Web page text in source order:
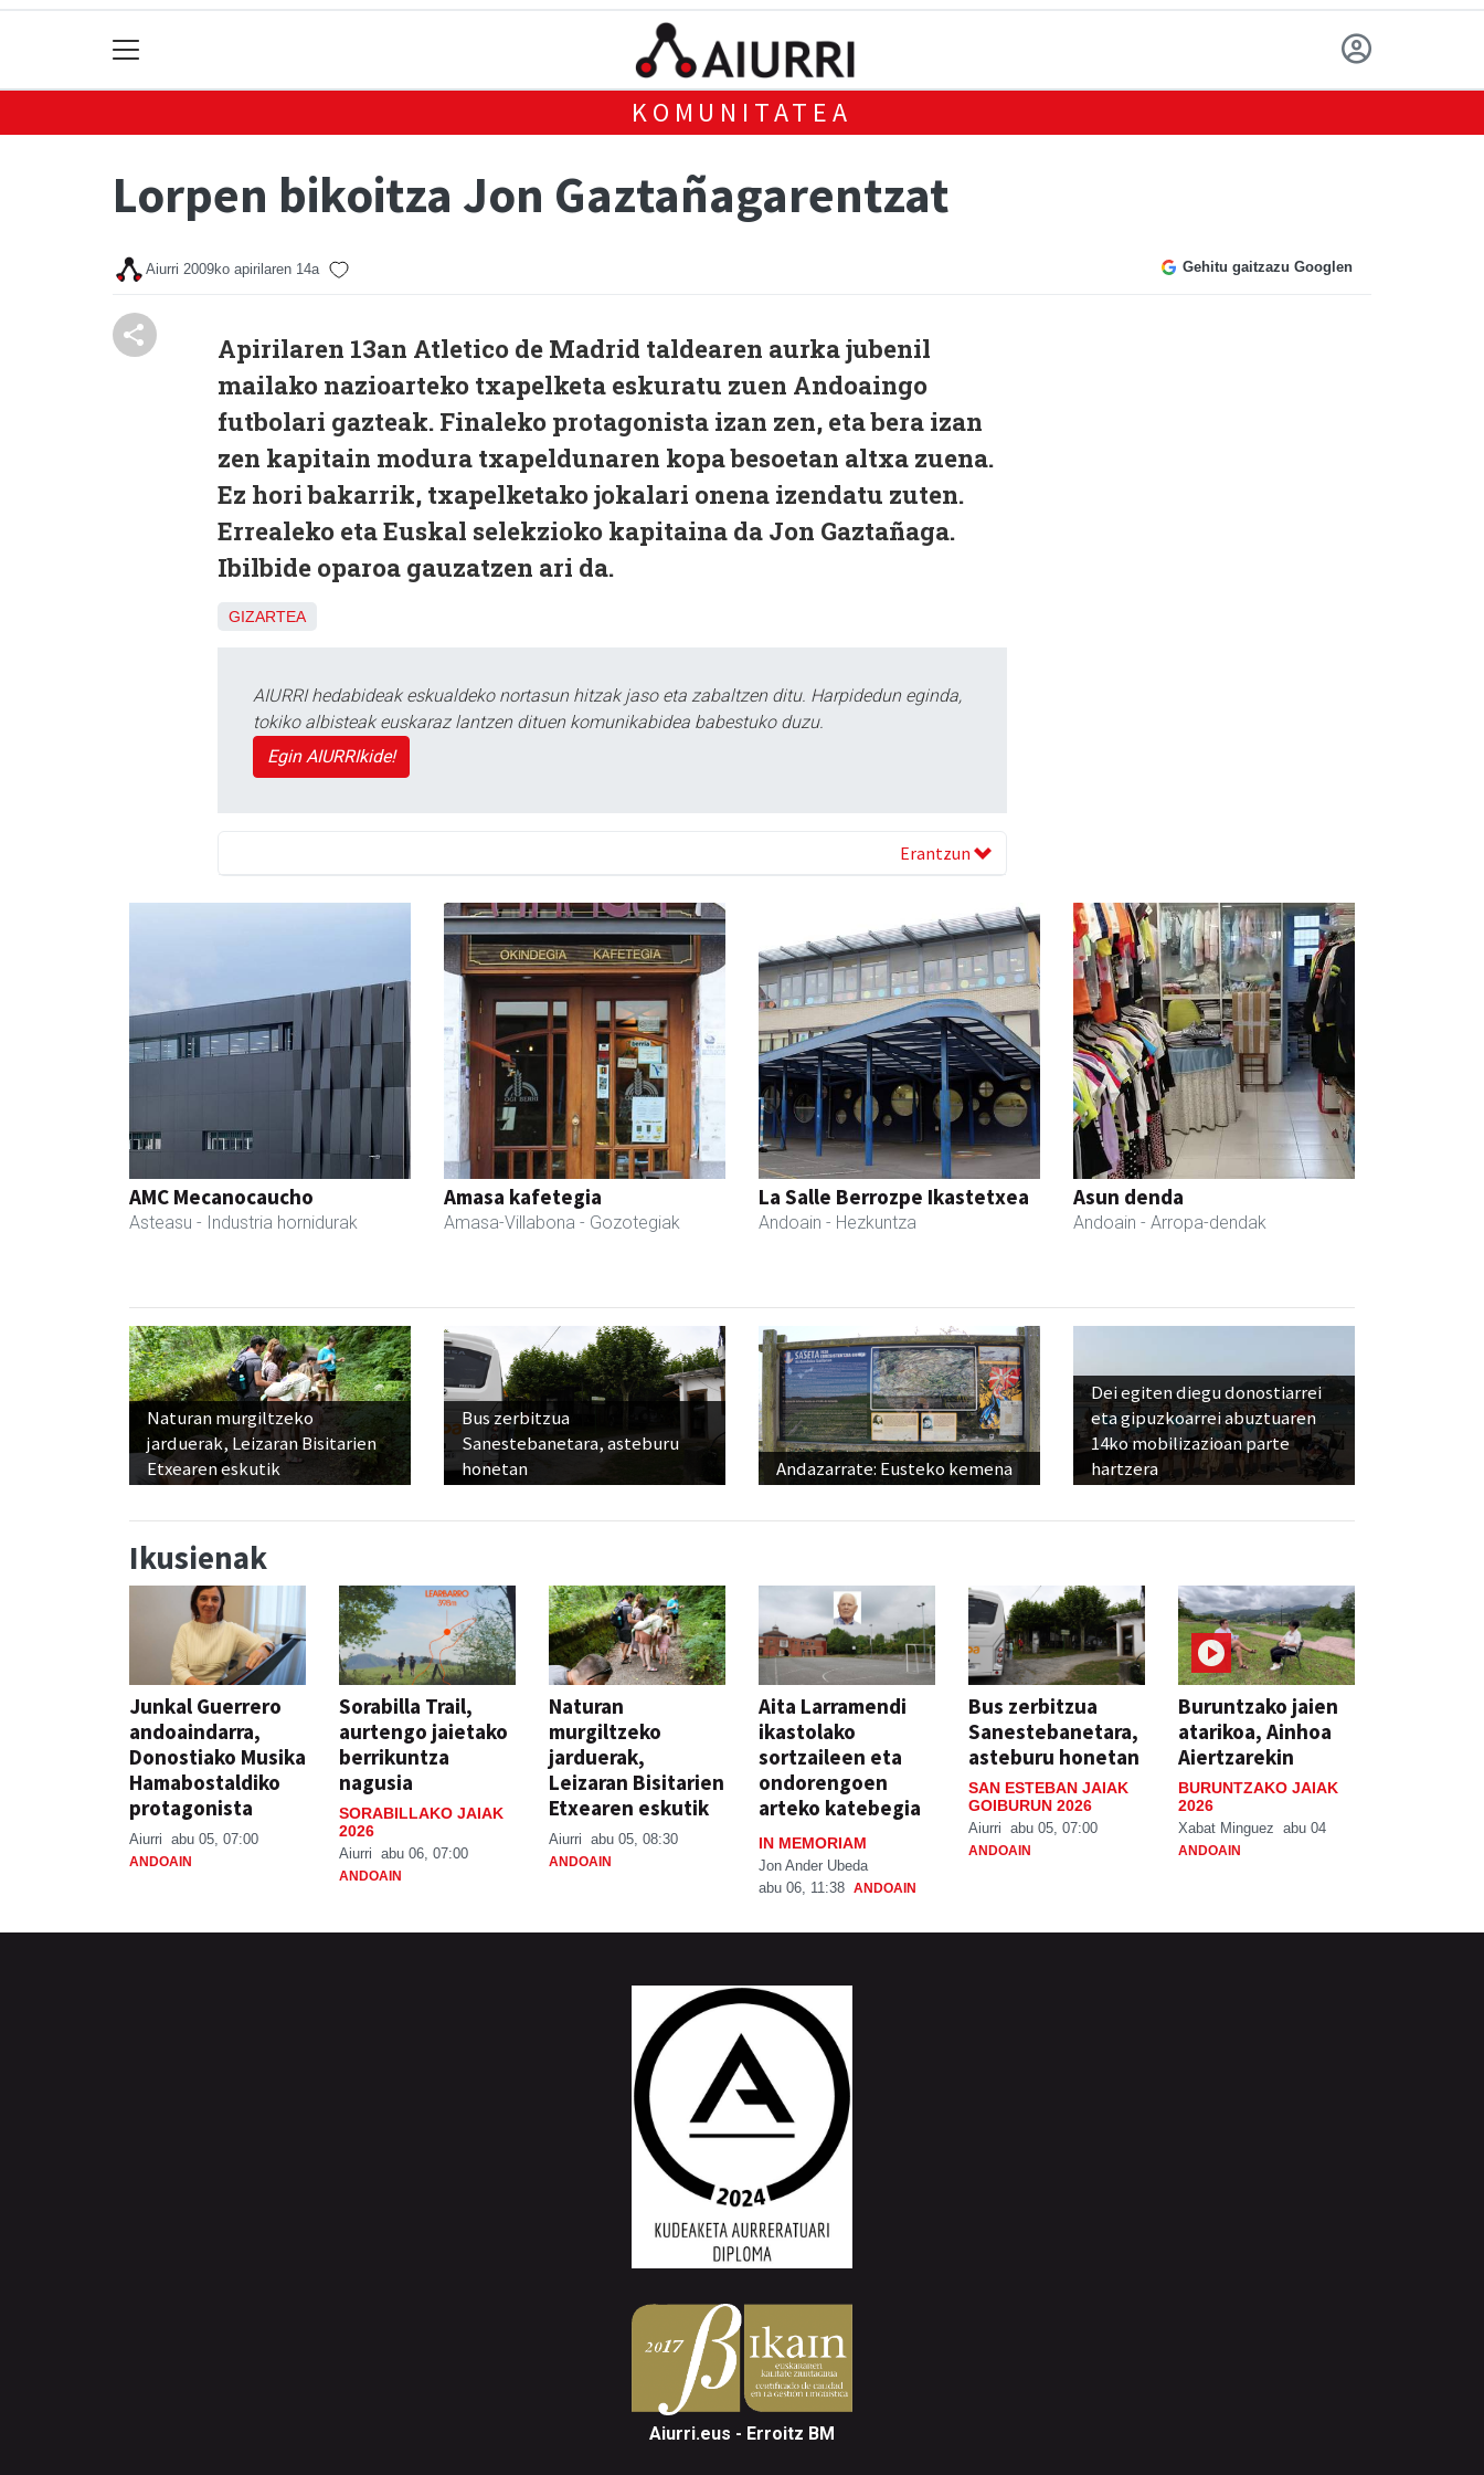
KOMUNITATEA
Lorpen bikoitza Jon Gaztañagarentzat
Aiurri 2009ko apirilaren 14a Gehitu gaitzazu Googlen
Apirilaren 13an Atletico de Madrid taldearen aurka jubenil
mailako nazioarteko txapelketa eskuratu zuen Andoaingo
futbolari gazteak. Finaleko protagonista izan zen, eta bera izan
zen kapitain modura txapeldunaren kopa besoetan altxa zuena.
Ez hori bakarrik, txapelketako jokalari onena izendatu zuten.
Errealeko eta Euskal selekzioko kapitaina da Jon Gaztañaga.
Ibilbide oparoa gauzatzen ari da.
GIZARTEA
AIURRI hedabideak eskualdeko nortasun hitzak jaso eta zabaltzen ditu. Harpidedun eginda,
tokiko albisteak euskaraz lantzen dituen komunikabidea babestuko duzu.
Egin AIURRIkide!
Erantzun
AMC Mecanocaucho
Asteasu - Industria hornidurak
Amasa kafetegia
Amasa-Villabona - Gozotegiak
La Salle Berrozpe Ikastetxea
Andoain - Hezkuntza
Asun denda
Andoain - Arropa-dendak
Naturan murgiltzeko
jarduerak, Leizaran Bisitarien
Etxearen eskutik
Bus zerbitzua
Sanestebanetara, asteburu
honetan
Andazarrate: Eusteko kemena
Dei egiten diegu donostiarrei
eta gipuzkoarrei abuztuaren
14ko mobilizazioan parte
hartzera
Ikusienak
Junkal Guerrero
andoaindarra,
Donostiako Musika
Hamabostaldiko
protagonista
Aiurri abu 05, 07:00
ANDOAIN
Sorabilla Trail,
aurtengo jaietako
berrikuntza
nagusia
SORABILLAKO JAIAK
2026
Aiurri abu 06, 07:00
ANDOAIN
Naturan
murgiltzeko
jarduerak,
Leizaran Bisitarien
Etxearen eskutik
Aiurri abu 05, 08:30
ANDOAIN
Aita Larramendi
ikastolako
sortzaileen eta
ondorengoen
arteko katebegia
IN MEMORIAM
Jon Ander Ubeda
abu 06, 11:38 ANDOAIN
Bus zerbitzua
Sanestebanetara,
asteburu honetan
SAN ESTEBAN JAIAK
GOIBURUN 2026
Aiurri abu 05, 07:00
ANDOAIN
Buruntzako jaien
atarikoa, Ainhoa
Aiertzarekin
BURUNTZAKO JAIAK
2026
Xabat Minguez abu 04
ANDOAIN
Aiurri.eus - Erroitz BM